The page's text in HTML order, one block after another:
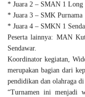
* Juara 2 – SMAN 1 Long
* Juara 3 – SMK
* Juara 4 – SMKN 1
Peserta lainnya: MAN
Sendawar.
Koordinator kegiatan,
merupakan bagian dari
pendidikan dan olahraga
“Turnamen ini menjadi